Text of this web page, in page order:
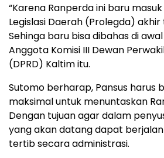
“Karena Ranperda ini baru
Legislasi Daerah (Prolegda) akhir
Sehinga baru bisa dibahas di
Anggota Komisi III Dewan
(DPRD) Kaltim itu.
Sutomo berharap, Pansus harus
maksimal untuk menuntaskan
Dengan tujuan agar dalam
yang akan datang dapat
tertib secara administrasi.